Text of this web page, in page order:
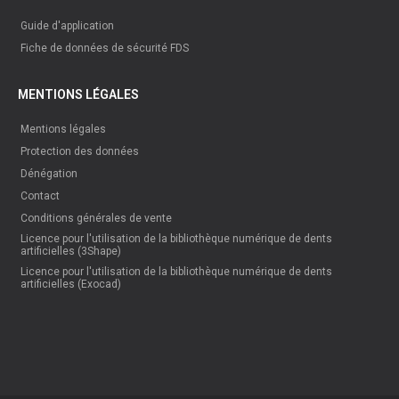
Guide d'application
Fiche de données de sécurité FDS
MENTIONS LÉGALES
Mentions légales
Protection des données
Dénégation
Contact
Conditions générales de vente
Licence pour l'utilisation de la bibliothèque numérique de dents
artificielles (3Shape)
Licence pour l'utilisation de la bibliothèque numérique de dents
artificielles (Exocad)